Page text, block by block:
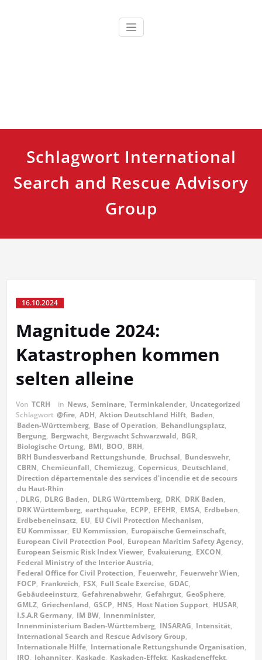
TCRH Training Center Retten
und Helfen
Schlagwort International
Search and Rescue Advisory
Group
16.10.2024
Magnitude 2024:
Katastrophen kommen
selten alleine
Von TCRH in News, Seminare, Terminkalender, Uncategorized
Schlagwort @fire, ADH, Aktion Deutschland Hilft, Baden,
Baden-Württemberg, Base of Operation, Behandlungsplatz,
Bergung, Bergwacht, Bergwacht Schwarzwald, BGR,
Biologische Ortung, BMI, BOO, BRH,
BRH Bundesverband Rettungshunde, Bruchsal, Bundeswehr,
CBRN, Chemieunfall, Chemiezug, Copernicus, Deutschland,
Direction départementale des services d'incendie et de secours
du Haut-Rhin
, DLRG, DLRG Baden, DLRG Württemberg, DRK, DRK Baden,
DRK Württemberg, earthquake, ECPP, EFEHR, EMSA, Erdbeben,
Erdbebeneinsatz, EU, EU Civil Protection Mechanism,
EU Kommissar, EU Kommission, Europäische Gemeinschaft,
European Civil Protection Pool, European Maritim Safety Agency,
European Seismic Risk Index Viewer, Evakuierung, EXCON,
Federal Ministry of the Interior Austria,
Federal Office for Civil Protection, Feuerwehr, Feuerwehr Wien,
FOCP, Frankreich, FSX, Full Scale Exercise, GDAC,
Gebäudeeinsturz, Gefahrenabwehr, Gefahrgut, GeoSphere,
GMLZ, Griechenland, GSCP, HNS, Host Nation Support, HUSAR,
I.S.A.R Germany, IM BW, Innenminister,
Innenministerium Baden-Württemberg, INSARAG, Intensität,
International Search and Rescue Advisory Group,
Internationale Hilfe, Internationale Rettungshunde Organisation,
IRO, Johanniter, Kaskade, Kaskaden-Effekt, Kaskadeneffekt,